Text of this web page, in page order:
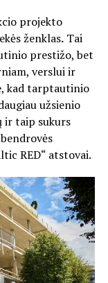
projekto
ženklas.Tai
prestižo, bet
verslui ir
kad tarptautinio
užsienio
ir taip sukurs
RED“ atstovai.